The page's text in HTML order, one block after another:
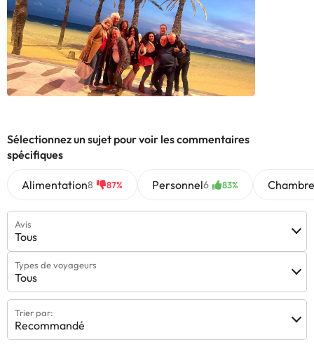
Sélectionnez un sujet pour voir les commentaires
spécifiques
Alimentation8 87% Personnel6 83%
Avis
Tous
Types de voyageurs
Tous
Trier par:
Recommandé